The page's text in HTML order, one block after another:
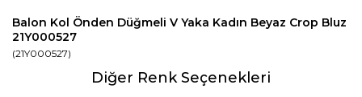
Balon Kol Önden Düğmeli V Yaka Kadın Beyaz Crop Bluz
21Y000527
(21Y000527)
Diğer Renk Seçenekleri